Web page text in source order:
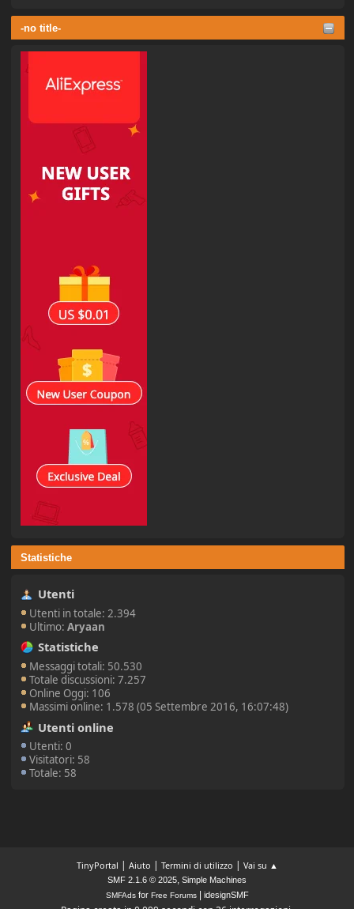
-no title-
Statistiche
Utenti
Utenti in totale: 2.394
Ultimo:Aryaan
Statistiche
Messaggi totali: 50.530
Totale discussioni: 7.257
Online Oggi: 106
Massimi online: 1.578 (05 Settembre 2016, 16:07:48)
Utenti online
Utenti: 0
Visitatori: 58
Totale: 58
TinyPortal | Aiuto | Termini di utilizzo | Vai su ▲
SMF 2.1.6 © 2025, Simple Machines
SMFAdsfor Free Forums| idesignSMF